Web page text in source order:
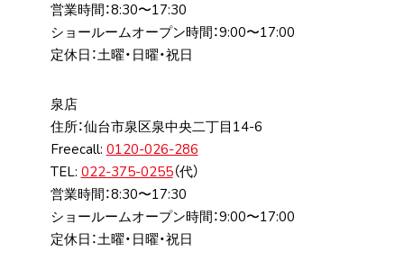
営業時間：8:30〜17:30
ショールームオープン時間：9:00〜17:00
定休日：土曜・日曜・祝日
泉店
住所：仙台市泉区泉中央⼆丁⽬14-6
Freecall: 0120-026-286
TEL: 022-375-0255（代）
営業時間：8:30〜17:30
ショールームオープン時間：9:00〜17:00
定休日：土曜・日曜・祝日